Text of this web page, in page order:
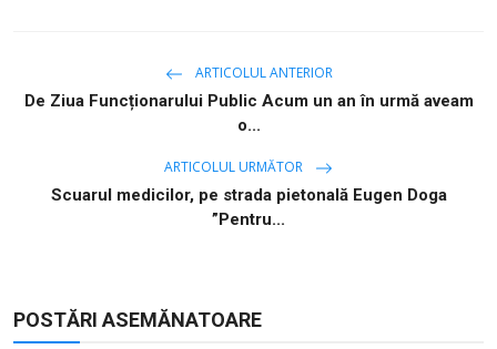
ARTICOLUL ANTERIOR
De Ziua Funcționarului Public Acum un an în urmă aveam
o...
ARTICOLUL URMĂTOR
Scuarul medicilor, pe strada pietonală Eugen Doga
”Pentru...
POSTĂRI ASEMĂNATOARE